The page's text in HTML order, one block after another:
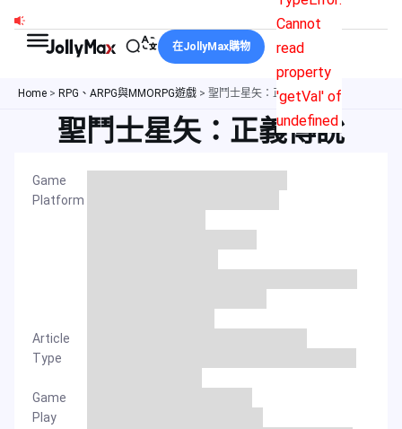
Cannot
read
property
'getVal' of
undefined
在JollyMax購物
Home > RPG、ARPG與MMORPG遊戲 > 聖鬥士星矢：正義傳說
聖鬥士星矢：正義傳說
Game
Platform
Article
Type
Game
Play